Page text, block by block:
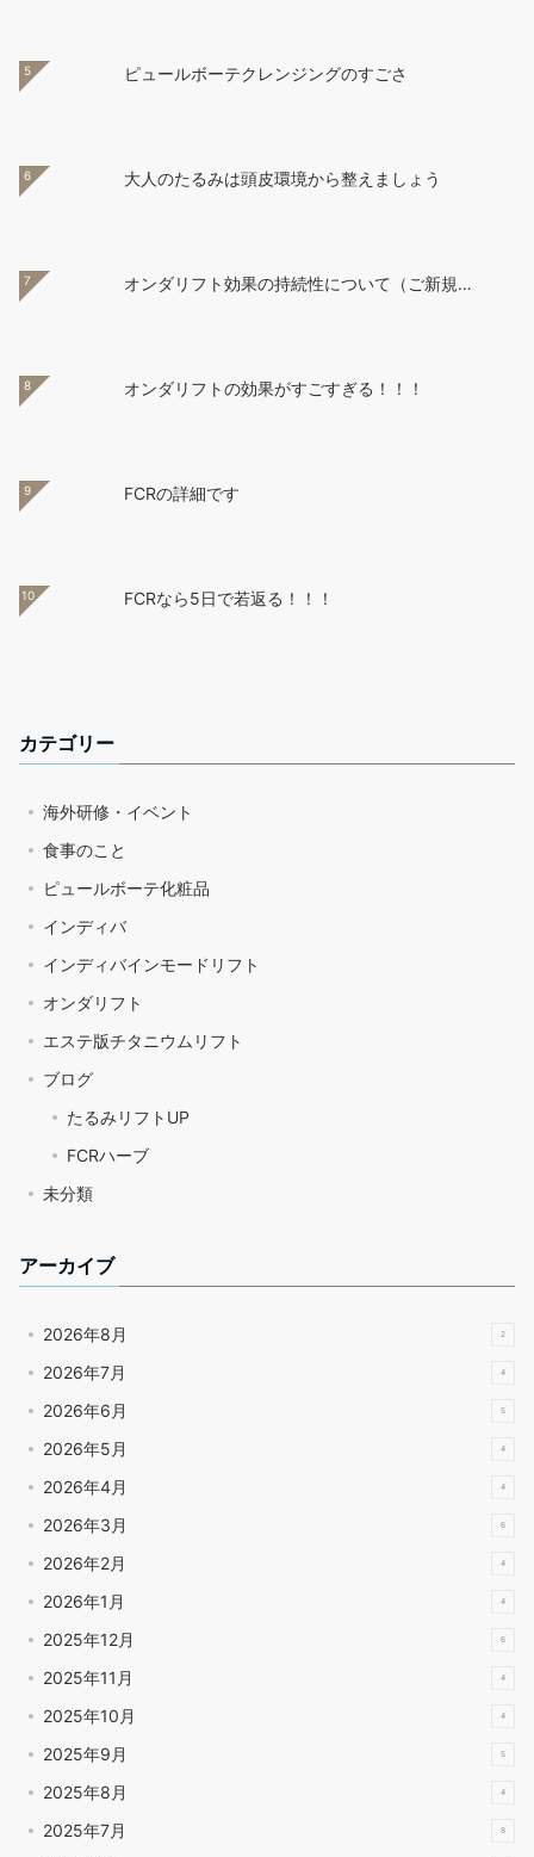
5 ピュールボーテクレンジングのすごさ
6 大人のたるみは頭皮環境から整えましょう
7 オンダリフト効果の持続性について（ご新規…
8 オンダリフトの効果がすごすぎる！！！
9 FCRの詳細です
10 FCRなら5日で若返る！！！
カテゴリー
海外研修・イベント
食事のこと
ピュールボーテ化粧品
インディバ
インディバインモードリフト
オンダリフト
エステ版チタニウムリフト
ブログ
たるみリフトUP
FCRハーブ
未分類
アーカイブ
2026年8月 2
2026年7月 4
2026年6月 5
2026年5月 4
2026年4月 4
2026年3月 6
2026年2月 4
2026年1月 4
2025年12月 6
2025年11月 4
2025年10月 4
2025年9月 5
2025年8月 4
2025年7月 8